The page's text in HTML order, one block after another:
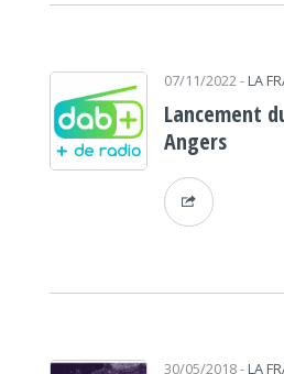
07/11/2022- LA
Lancement
Angers
30/05/2018- LA